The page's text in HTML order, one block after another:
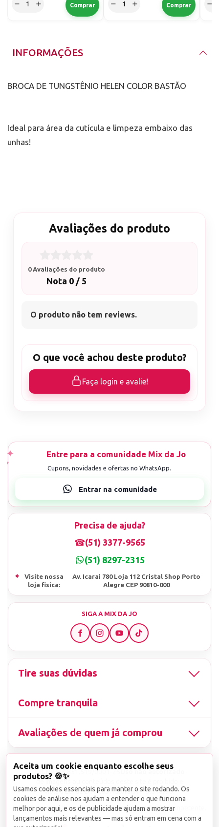
INFORMAÇÕES
BROCA DE TUNGSTÊNIO HELEN COLOR BASTÃO
Ideal para área da cutícula e limpeza embaixo das
unhas!
Avaliações do produto
0 Avaliações do produto
Nota 0 / 5
O produto não tem reviews.
O que você achou deste produto?
Faça login e avalie!
Precisa de ajuda?
☎(51) 3377-9565
(51) 8297-2315
⌖
Visite nossa
loja fisica:
Av. Icarai 780 Loja 112 Cristal Shop Porto
Alegre CEP 90810-000
SIGA A MIX DA JO
Tire suas dúvidas
Compre tranquila
Avaliações de quem já comprou
▤ CNPJ13.851.519/0001-25
de imagens ou conteúdos deste site é proibido e
viola a Lei de Direitos Autorais nº 9.610/98.
Infrações serão denunciadas diretamente ao órgão competente.
Aceita um cookie enquanto escolhe seus
produtos? 🍪✨
Usamos cookies essenciais para manter o site rodando. Os
cookies de análise nos ajudam a entender o que funciona
melhor por aqui, e os de publicidade ajudam a mostrar
lançamentos mais relevantes — mas só entram em cena com a